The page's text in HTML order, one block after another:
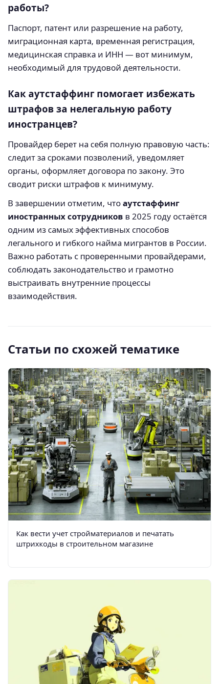
работы?
Паспорт, патент или разрешение на работу,
миграционная карта, временная регистрация,
медицинская справка и ИНН — вот минимум,
необходимый для трудовой деятельности.
Как аутстаффинг помогает избежать
штрафов за нелегальную работу
иностранцев?
Провайдер берет на себя полную правовую часть:
следит за сроками позволений, уведомляет
органы, оформляет договора по закону. Это
сводит риски штрафов к минимуму.
В завершении отметим, чтоаутстаффинг
иностранных сотрудников в 2025 году остаётся
одним из самых эффективных способов
легального и гибкого найма мигрантов в России.
Важно работать с проверенными провайдерами,
соблюдать законодательство и грамотно
выстраивать внутренние процессы
взаимодействия.
Статьи по схожей тематике
Как вести учет стройматериалов и печатать
штрихкоды в строительном магазине